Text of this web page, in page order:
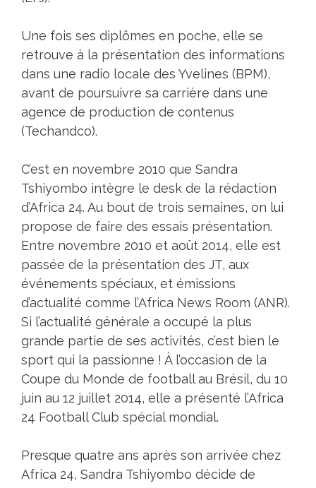
Une fois ses diplômes en poche, elle se
retrouve à la présentation des informations
dans une radio locale des Yvelines (BPM),
avant de poursuivre sa carrière dans une
agence de production de contenus
(Techandco).
C’est en novembre 2010 que Sandra
Tshiyombo intègre le desk de la rédaction
d’Africa 24. Au bout de trois semaines, on lui
propose de faire des essais présentation.
Entre novembre 2010 et août 2014, elle est
passée de la présentation des JT, aux
événements spéciaux, et émissions
d’actualité comme l’Africa News Room (ANR).
Si l’actualité générale a occupé la plus
grande partie de ses activités, c’est bien le
sport qui la passionne ! À l’occasion de la
Coupe du Monde de football au Brésil, du 10
juin au 12 juillet 2014, elle a présenté l’Africa
24 Football Club spécial mondial.
Presque quatre ans après son arrivée chez
Africa 24, Sandra Tshiyombo décide de